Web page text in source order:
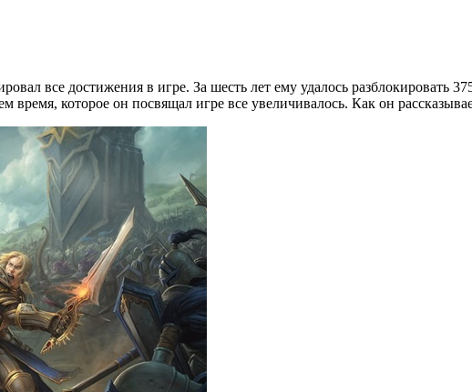
все достижения в игре. За шесть лет ему удалось разблокировать
время, которое он посвящал игре все увеличивалось. Как он